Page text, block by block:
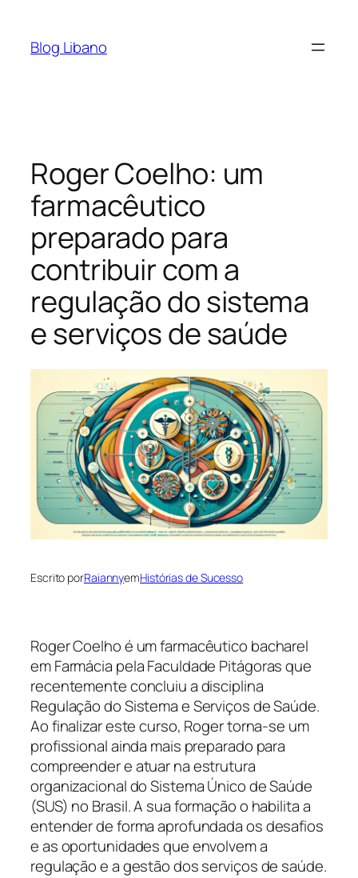
Blog Libano
Roger Coelho: um
farmacêutico
preparado para
contribuir com a
regulação do sistema
e serviços de saúde
Escrito porRaiannyemHistórias de Sucesso
Roger Coelho é um farmacêutico bacharel
em Farmácia pela Faculdade Pitágoras que
recentemente concluiu a disciplina
Regulação do Sistema e Serviços de Saúde.
Ao finalizar este curso, Roger torna-se um
profissional ainda mais preparado para
compreender e atuar na estrutura
organizacional do Sistema Único de Saúde
(SUS) no Brasil. A sua formação o habilita a
entender de forma aprofundada os desafios
e as oportunidades que envolvem a
regulação e a gestão dos serviços de saúde.